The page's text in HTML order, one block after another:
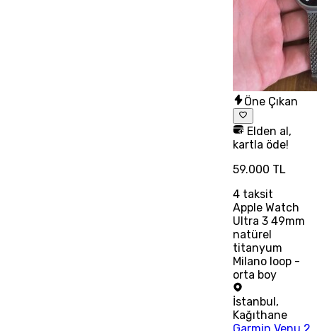
Öne Çıkan
Elden al,
kartla öde!
59.000 TL
4 taksit
Apple Watch
Ultra 3 49mm
natürel
titanyum
Milano loop -
orta boy
İstanbul ,
Kağıthane